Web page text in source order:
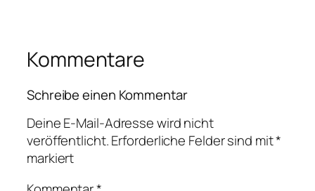
Kommentare
Schreibe einen Kommentar
Deine E-Mail-Adresse wird nicht
veröffentlicht.Erforderliche Felder sind mit*
markiert